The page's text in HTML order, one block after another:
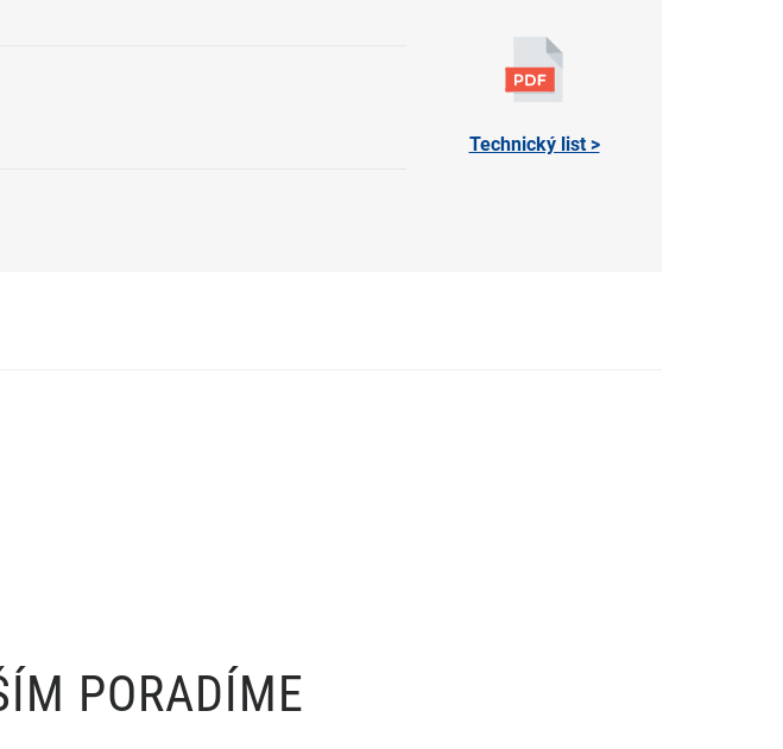
Technický list >
PORADÍME